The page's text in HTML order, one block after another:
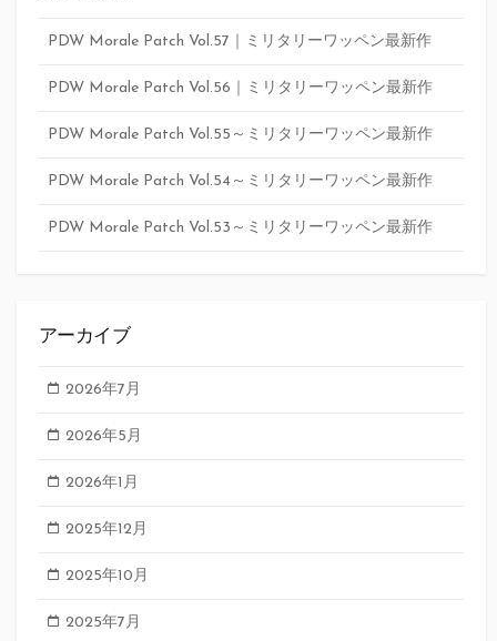
PDW Morale Patch Vol.57｜ミリタリーワッペン最新作
PDW Morale Patch Vol.56｜ミリタリーワッペン最新作
PDW Morale Patch Vol.55～ミリタリーワッペン最新作
PDW Morale Patch Vol.54～ミリタリーワッペン最新作
PDW Morale Patch Vol.53～ミリタリーワッペン最新作
アーカイブ
2026年7月
2026年5月
2026年1月
2025年12月
2025年10月
2025年7月